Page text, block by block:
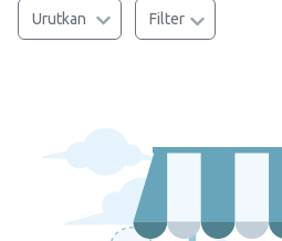
Urutkan Filter